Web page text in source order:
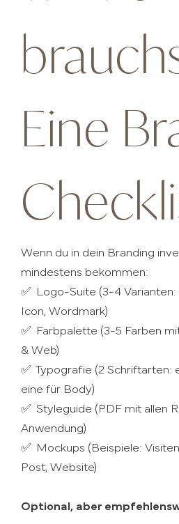
Eine
Wenn du in dein Branding
mindestens bekommen:
✅ Logo-Suite (3-4 Varianten:
Icon, Wordmark)
✅ Farbpalette (3-5 Farben
& Web)
✅ Typografie (2 Schriftarten:
eine für Body)
✅ Styleguide (PDF mit allen
Anwendung)
✅ Mockups (Beispiele:
Post, Website)
Optional, aber